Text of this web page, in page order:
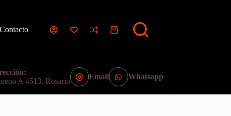
Contacto
Carro
A 4513, Rosario
Email Whatsapp